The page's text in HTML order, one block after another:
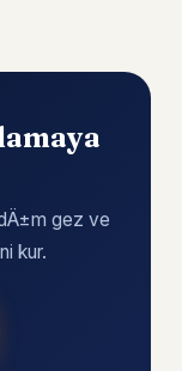
gez ve
kur.